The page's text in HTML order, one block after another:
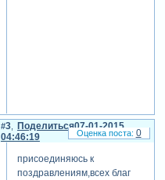
Поделиться
3
07-01-2015
04:46:19
присоединяюсь к
поздравлениям,всех благ
0